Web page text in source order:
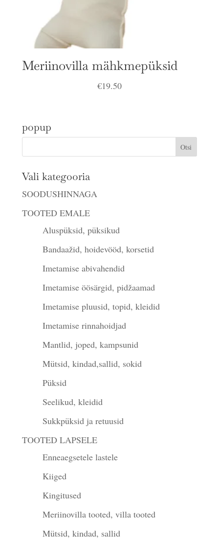
Meriinovilla mähkmepüksid
€19.50
popup
Vali kategooria
SOODUSHINNAGA
TOOTED EMALE
Aluspüksid, püksikud
Bandaažid, hoidevööd, korsetid
Imetamise abivahendid
Imetamise öösärgid, pidžaamad
Imetamise pluusid, topid, kleidid
Imetamise rinnahoidjad
Mantlid, joped, kampsunid
Mütsid, kindad,sallid, sokid
Püksid
Seelikud, kleidid
Sukkpüksid ja retuusid
TOOTED LAPSELE
Enneaegsetele lastele
Kiiged
Kingitused
Meriinovilla tooted, villa tooted
Mütsid, kindad, sallid